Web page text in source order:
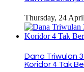
Thursday, 24
Dana Triwulan
Koridor 4 Tak